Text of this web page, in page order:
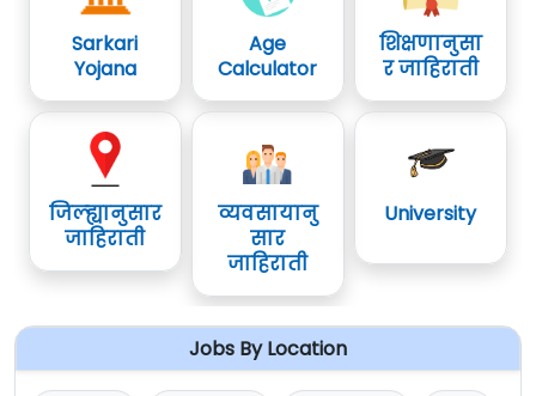
Sarkari
Yojana
Age
Calculator
शिक्षणानुसा
र जाहिराती
जिल्ह्यानुसार
जाहिराती
व्यवसायानु
सार
जाहिराती
University
Jobs By Location